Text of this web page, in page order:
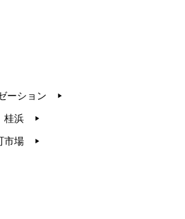
ーション ▶︎
桂浜 ▶︎
市場 ▶︎